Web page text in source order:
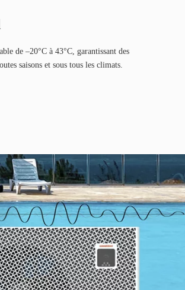
de –20°C à 43°C, garantissant des
saisons et sous tous les climats.